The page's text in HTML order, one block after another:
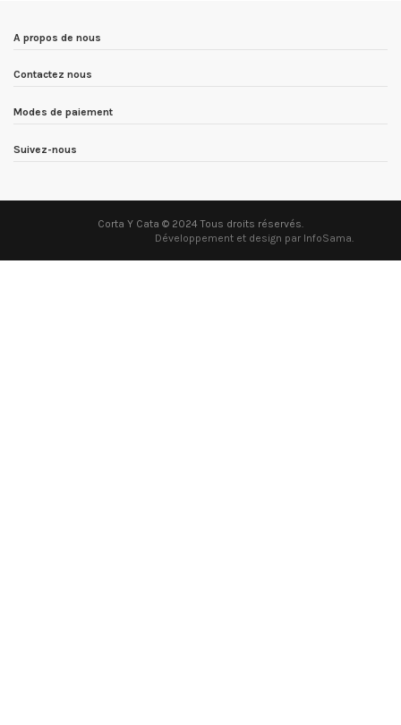
A propos de nous
Contactez nous
Modes de paiement
Suivez-nous
Corta Y Cata © 2024 Tous droits réservés.
Développement et design par InfoSama